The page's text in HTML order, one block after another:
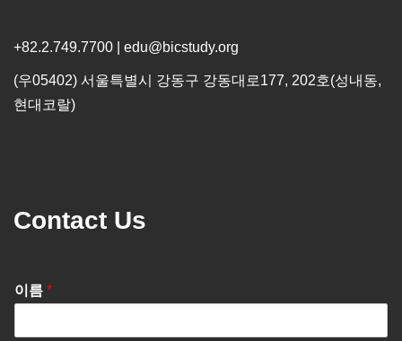
+82.2.749.7700 | edu@bicstudy.org
(우05402) 서울특별시 강동구 강동대로177, 202호(성내동,
현대코랄)
Contact Us
이름 *